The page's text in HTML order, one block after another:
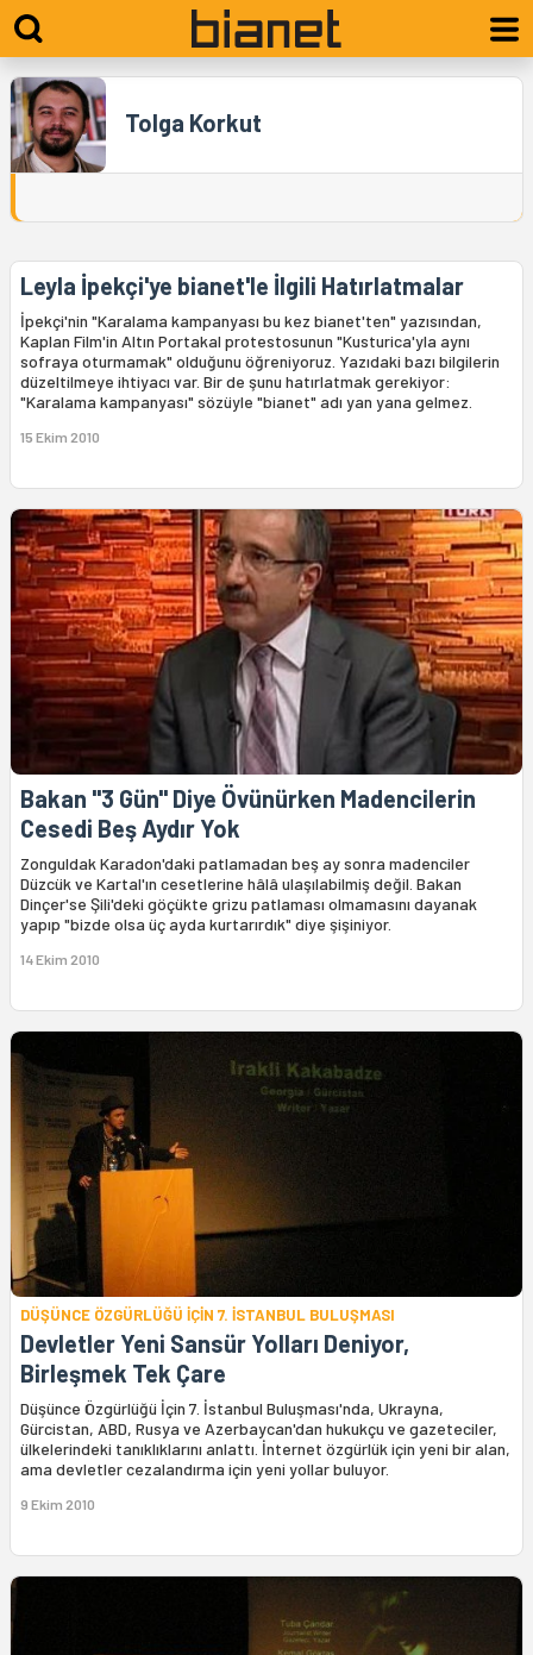
Tolga Korkut
Leyla İpekçi'ye bianet'le İlgili Hatırlatmalar
İpekçi'nin "Karalama kampanyası bu kez bianet'ten" yazısından,
Kaplan Film'in Altın Portakal protestosunun "Kusturica'yla aynı
sofraya oturmamak" olduğunu öğreniyoruz. Yazıdaki bazı bilgilerin
düzeltilmeye ihtiyacı var. Bir de şunu hatırlatmak gerekiyor:
"Karalama kampanyası" sözüyle "bianet" adı yan yana gelmez.
15 Ekim 2010
Bakan "3 Gün" Diye Övünürken Madencilerin
Cesedi Beş Aydır Yok
Zonguldak Karadon'daki patlamadan beş ay sonra madenciler
Düzcük ve Kartal'ın cesetlerine hâlâ ulaşılabilmiş değil. Bakan
Dinçer'se Şili'deki göçükte grizu patlaması olmamasını dayanak
yapıp "bizde olsa üç ayda kurtarırdık" diye şişiniyor.
14 Ekim 2010
DÜŞÜNCE ÖZGÜRLÜĞÜ İÇİN 7. İSTANBUL BULUŞMASI
Devletler Yeni Sansür Yolları Deniyor,
Birleşmek Tek Çare
Düşünce Özgürlüğü İçin 7. İstanbul Buluşması'nda, Ukrayna,
Gürcistan, ABD, Rusya ve Azerbaycan'dan hukukçu ve gazeteciler,
ülkelerindeki tanıklıklarını anlattı. İnternet özgürlük için yeni bir alan,
ama devletler cezalandırma için yeni yollar buluyor.
9 Ekim 2010